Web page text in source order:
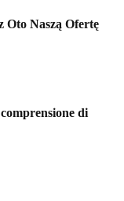
Oto Naszą Ofertę
di